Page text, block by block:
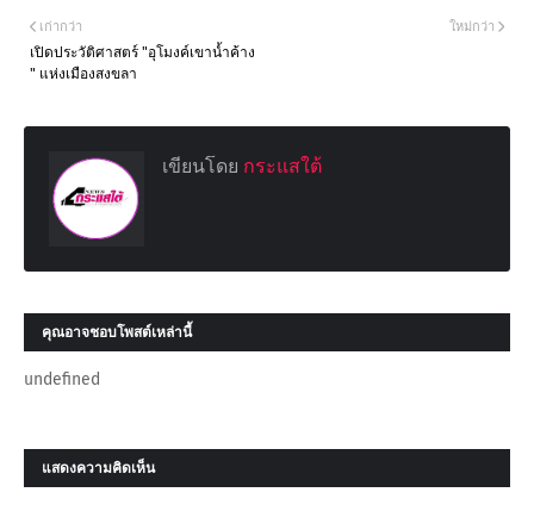
ใหม่กว่า
เก่ากว่า
เปิดประวัติศาสตร์ "อุโมงค์เขาน้ำค้าง
" แห่งเมืองสงขลา
เขียนโดย กระแสใต้
คุณอาจชอบโพสต์เหล่านี้
undefined
แสดงความคิดเห็น